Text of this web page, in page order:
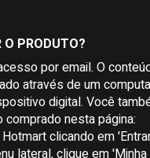
O PRODUTO?
por email. O
através de um
digital. Você
nesta página:
clicando em